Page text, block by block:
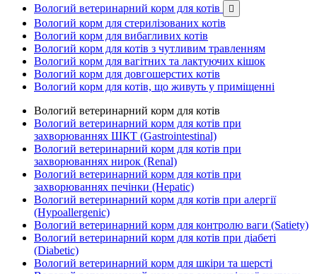
Вологий ветеринарний корм для котів

Вологий корм для стерилізованих котів
Вологий корм для вибагливих котів
Вологий корм для котів з чутливим травленням
Вологий корм для вагітних та лактуючих кішок
Вологий корм для довгошерстих котів
Вологий корм для котів, що живуть у приміщенні
Вологий ветеринарний корм для котів
Вологий ветеринарний корм для котів при
захворюваннях ШКТ (Gastrointestinal)
Вологий ветеринарний корм для котів при
захворюваннях нирок (Renal)
Вологий ветеринарний корм для котів при
захворюваннях печінки (Hepatic)
Вологий ветеринарний корм для котів при алергії
(Hypoallergenic)
Вологий ветеринарний корм для контролю ваги (Satiety)
Вологий ветеринарний корм для котів при діабеті
(Diabetic)
Вологий ветеринарний корм для шкіри та шерсті